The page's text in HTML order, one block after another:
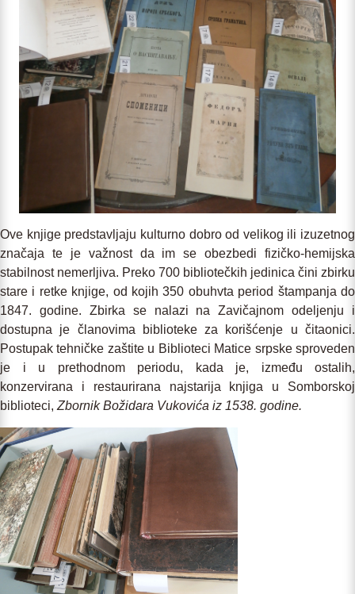
Ove knjige predstavljaju kulturno dobro od velikog ili izuzetnog
značaja te je važnost da im se obezbedi fizičko-hemijska
stabilnost nemerljiva. Preko 700 bibliotečkih jedinica čini zbirku
stare i retke knjige, od kojih 350 obuhvta period štampanja do
1847. godine. Zbirka se nalazi na Zavičajnom odeljenju i
dostupna je članovima biblioteke za korišćenje u čitaonici.
Postupak tehničke zaštite u Biblioteci Matice srpske sproveden
je i u prethodnom periodu, kada je, između ostalih,
konzervirana i restaurirana najstarija knjiga u Somborskoj
biblioteci, Zbornik Božidara Vukovića iz 1538. godine.